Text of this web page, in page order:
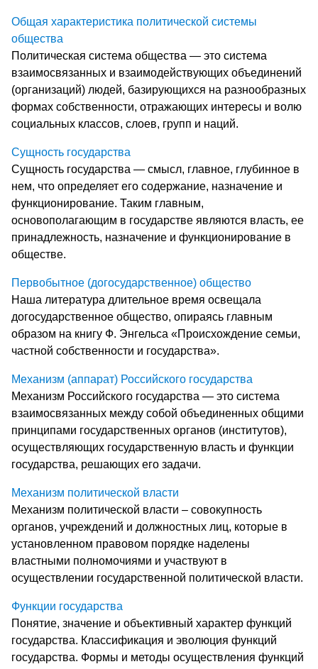
Общая характеристика политической системы
общества
Политическая система общества — это система
взаимосвязанных и взаимодействующих объединений
(организаций) людей, базирующихся на разнообразных
формах собственности, отражающих интересы и волю
социальных классов, слоев, групп и наций.
Сущность государства
Сущность государства — смысл, главное, глубинное в
нем, что определяет его содержание, назначение и
функционирование. Таким главным,
основополагающим в государстве являются власть, ее
принадлежность, назначение и функционирование в
обществе.
Первобытное (догосударственное) общество
Наша литература длительное время освещала
догосударственное общество, опираясь главным
образом на книгу Ф. Энгельса «Происхождение семьи,
частной собственности и государства».
Механизм (аппарат) Российского государства
Механизм Российского государства — это система
взаимосвязанных между собой объединенных общими
принципами государственных органов (институтов),
осуществляющих государственную власть и функции
государства, решающих его задачи.
Механизм политической власти
Механизм политической власти – совокупность
органов, учреждений и должностных лиц, которые в
установленном правовом порядке наделены
властными полномочиями и участвуют в
осуществлении государственной политической власти.
Функции государства
Понятие, значение и объективный характер функций
государства. Классификация и эволюция функций
государства. Формы и методы осуществления функций